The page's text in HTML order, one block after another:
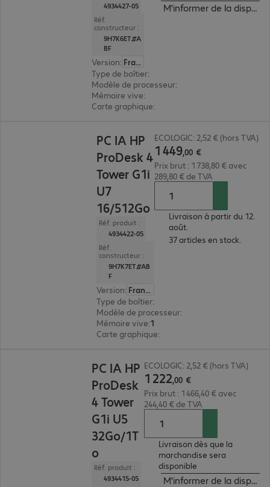
4934427-05
Réf.
constructeur :
9H7K6ET#A
BF
Version:
Français
Type de boîtier:
Modèle de processeur:
Mémoire vive:
Carte graphique:
M'informer de la
PC IA HP
ProDesk 4
Tower G1i
U7
16/512Go
Réf. produit :
4934422-05
Réf.
constructeur :
9H7K7ET#AB
F
Version:
Français
Type de boîtier:
Modèle de processeur:
Mémoire vive:
Carte graphique:
ECOLOGIC: 2,52 € (hors TVA)
1449,00 €
Prix brut : 1 738,80 € avec
289,80 € de TVA
Livraison à partir du 12.
août.
37 articles en stock.
PC IA HP
ProDesk
4 Tower
G1i U5
32Go/1T
o
Réf. produit :
4934415-05
ECOLOGIC: 2,52 € (hors TVA)
1 222,00 €
Prix brut : 1 466,40 € avec
244,40 € de TVA
Livraison dès que la
marchandise sera
disponible
M'informer de la